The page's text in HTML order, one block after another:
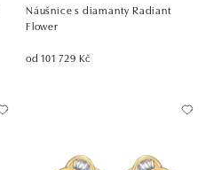
Náušnice s diamanty Radiant
Flower
od 101 729 Kč